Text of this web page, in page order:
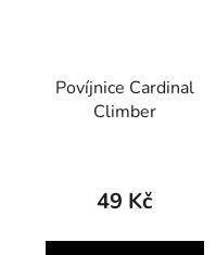
Povíjnice Cardinal
Climber
49 Kč